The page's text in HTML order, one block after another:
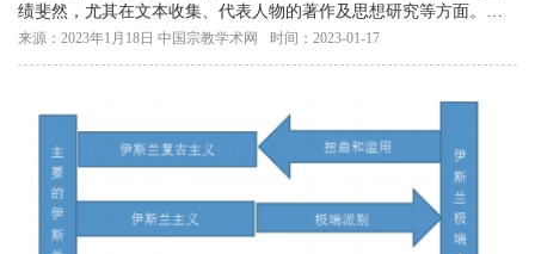
绩斐然，尤其在文本收集、代表人物的著作及思想研究等方面。关
于明清时期伊斯兰汉文著译的思想来源，
来源：2023年1月18日 中国宗教学术网 时间：2023-01-17